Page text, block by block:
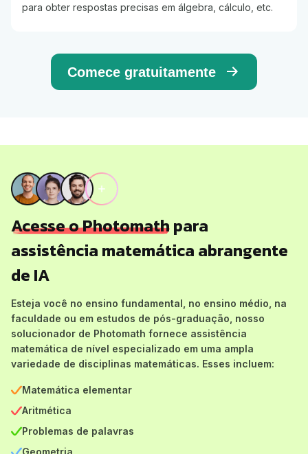
para obter respostas precisas em álgebra, cálculo, etc.
Comece gratuitamente
Acesse o Photomathpara
assistência matemática abrangente
de IA
Esteja você no ensino fundamental, no ensino médio, na
faculdade ou em estudos de pós-graduação, nosso
solucionador de Photomath fornece assistência
matemática de nível especializado em uma ampla
variedade de disciplinas matemáticas. Esses incluem:
Matemática elementar
Aritmética
Problemas de palavras